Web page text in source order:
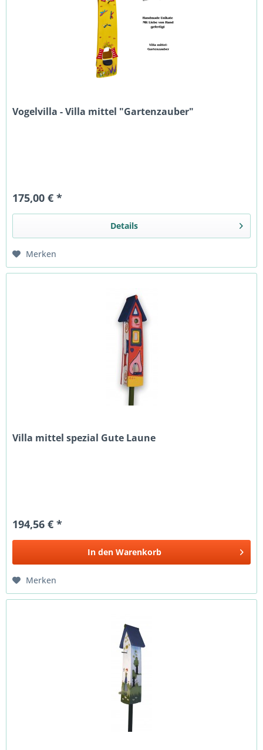
Vogelvilla - Villa mittel "Gartenzauber"
175,00 € *
Details
Merken
Villa mittel spezial Gute Laune
194,56 € *
In den Warenkorb
Merken